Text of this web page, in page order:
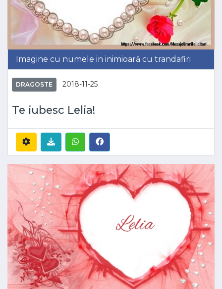
Imagine cu numele in inimioară cu trandafiri
DRAGOSTE 2018-11-25
Te iubesc Lelia!